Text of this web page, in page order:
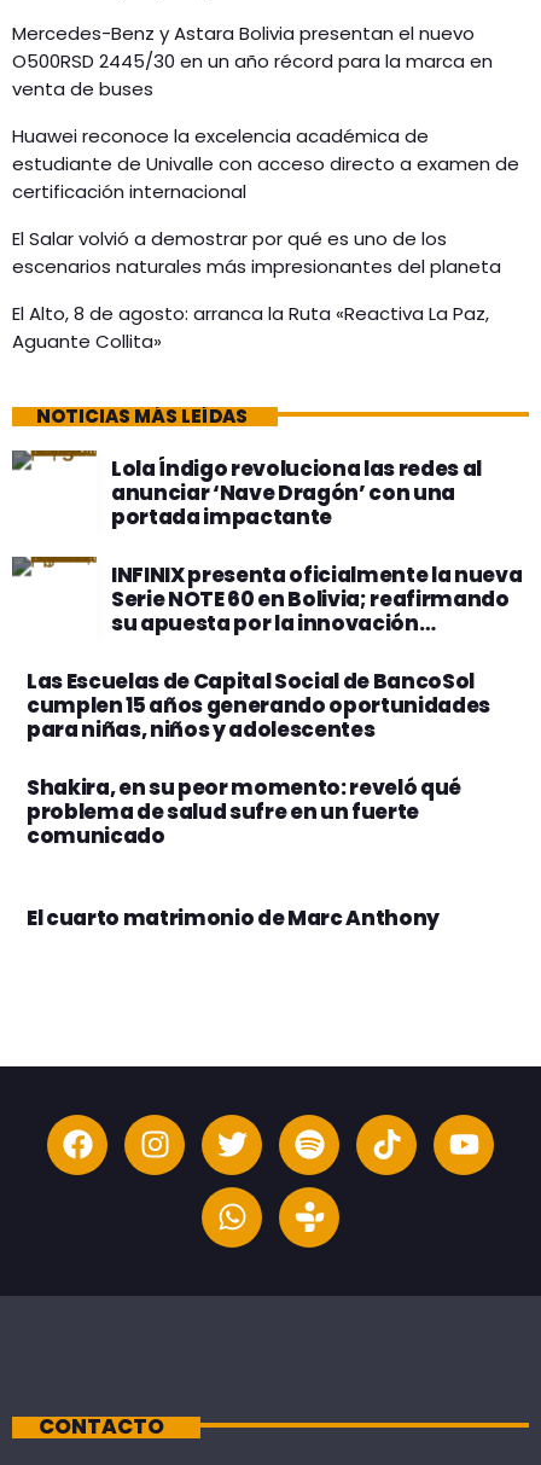
Mercedes-Benz y Astara Bolivia presentan el nuevo
O500RSD 2445/30 en un año récord para la marca en
venta de buses
Huawei reconoce la excelencia académica de
estudiante de Univalle con acceso directo a examen de
certificación internacional
El Salar volvió a demostrar por qué es uno de los
escenarios naturales más impresionantes del planeta
El Alto, 8 de agosto: arranca la Ruta «Reactiva La Paz,
Aguante Collita»
NOTICIAS MÁS LEÍDAS
Lola Índigo revoluciona las redes al
anunciar ‘Nave Dragón’ con una
portada impactante
INFINIX presenta oficialmente la nueva
Serie NOTE 60 en Bolivia; reafirmando
su apuesta por la innovación
Las Escuelas de Capital Social de BancoSol
cumplen 15 años generando oportunidades
para niñas, niños y adolescentes
Shakira, en su peor momento: reveló qué
problema de salud sufre en un fuerte
comunicado
El cuarto matrimonio de Marc Anthony
CONTACTO